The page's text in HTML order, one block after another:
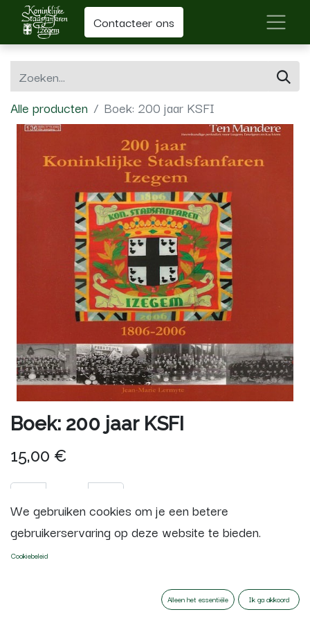
Contacteer ons
Alle producten Boek: 200 jaar KSFI
Boek: 200 jaar KSFI
15,00 €
TOEVOEGEN AAN
We gebruiken cookies om je een betere
gebruikerservaring op deze website te bieden.
Cookiebeleid
Alleen het essentiële Ik ga akkoord